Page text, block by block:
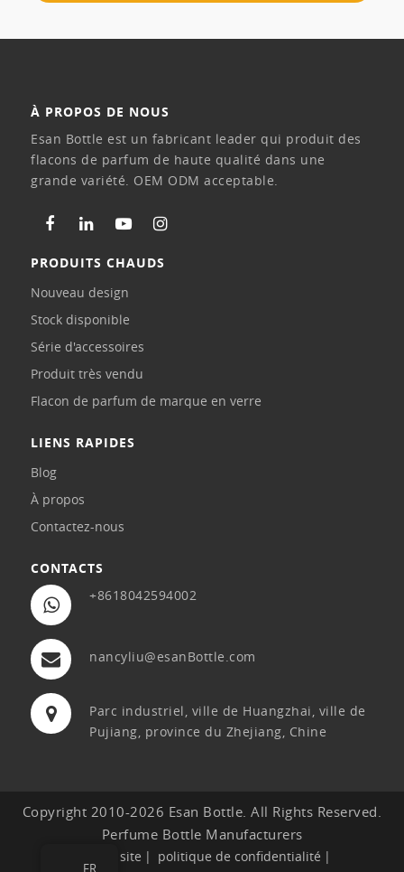
À PROPOS DE NOUS
Esan Bottle est un fabricant leader qui produit des
flacons de parfum de haute qualité dans une
grande variété. OEM ODM acceptable.
PRODUITS CHAUDS
Nouveau design
Stock disponible
Série d'accessoires
Produit très vendu
Flacon de parfum de marque en verre
LIENS RAPIDES
Blog
À propos
Contactez-nous
CONTACTS
+8618042594002
nancyliu@esanBottle.com
Parc industriel, ville de Huangzhai, ville de
Pujiang, province du Zhejiang, Chine
Copyright 2010-2026 Esan Bottle. All Rights Reserved.
Perfume Bottle Manufacturers
Plan du site
politique de confidentialité
FR